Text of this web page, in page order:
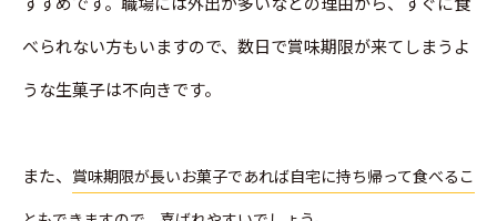
べられない方もいますので、数日で賞味期限が来てしまうよ
うな生菓子は不向きです。
また、 賞味期限が長いお菓子であれば自宅に持ち帰って食べるこ